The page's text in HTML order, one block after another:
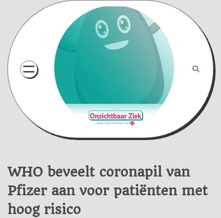
content
WHO beveelt coronapil van
Pfizer aan voor patiënten met
hoog risico